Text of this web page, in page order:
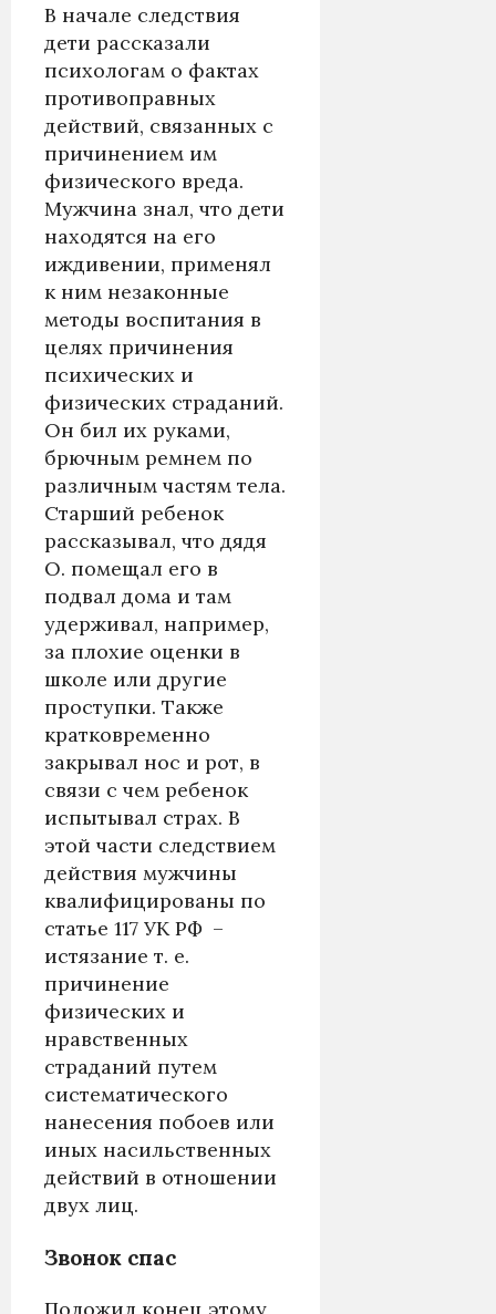
В начале следствия
дети рассказали
психологам о фактах
противоправных
действий, связанных с
причинением им
физического вреда.
Мужчина знал, что дети
находятся на его
иждивении, применял
к ним незаконные
методы воспитания в
целях причинения
психических и
физических страданий.
Он бил их руками,
брючным ремнем по
различным частям тела.
Старший ребенок
рассказывал, что дядя
О. помещал его в
подвал дома и там
удерживал, например,
за плохие оценки в
школе или другие
проступки. Также
кратковременно
закрывал нос и рот, в
связи с чем ребенок
испытывал страх. В
этой части следствием
действия мужчины
квалифицированы по
статье 117 УК РФ –
истязание т. е.
причинение
физических и
нравственных
страданий путем
систематического
нанесения побоев или
иных насильственных
действий в отношении
двух лиц.
Звонок спас